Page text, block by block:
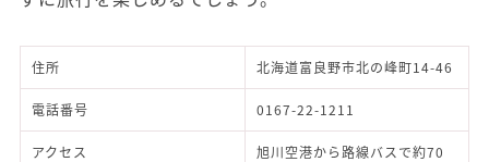
住所 北海道富良野市北の峰町14-46
電話番号 0167-22-1211
アクセス
旭川空港から路線バスで約70